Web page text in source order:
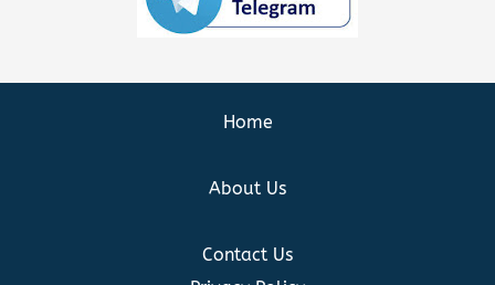
Home
About Us
Contact Us